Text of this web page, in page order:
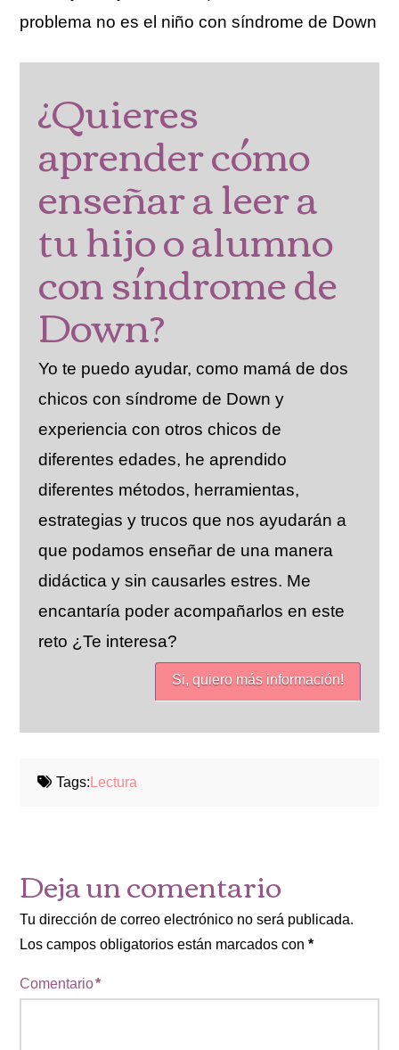
problema no es el niño con síndrome de Down
¿Quieres
aprender cómo
enseñar a leer a
tu hijo o alumno
con síndrome de
Down?
Yo te puedo ayudar, como mamá de dos
chicos con síndrome de Down y
experiencia con otros chicos de
diferentes edades, he aprendido
diferentes métodos, herramientas,
estrategias y trucos que nos ayudarán a
que podamos enseñar de una manera
didáctica y sin causarles estres. Me
encantaría poder acompañarlos en este
reto ¿Te interesa?
Si, quiero más información!
Tags: Lectura
Deja un comentario
Tu dirección de correo electrónico no será publicada.
Los campos obligatorios están marcados con*
Comentario*